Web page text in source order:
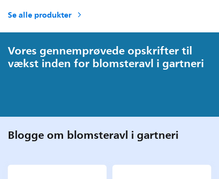
Se alle produkter
Vores gennemprøvede opskrifter til
vækst inden for blomsteravl i gartneri
Blogge om blomsteravl i gartneri